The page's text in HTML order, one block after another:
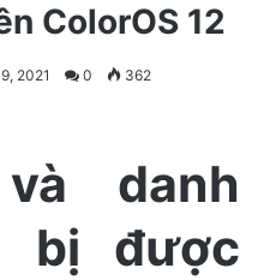
ColorOS 12
2021 0 362
danh
bị được